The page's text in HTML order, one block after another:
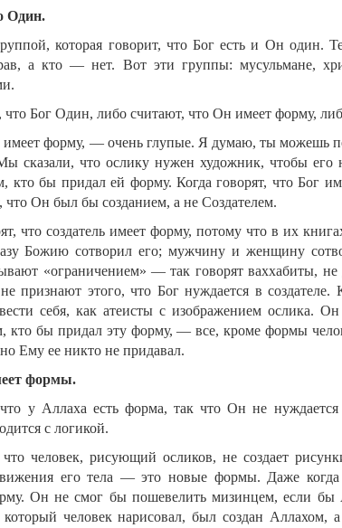
Один.
которая говорит, что Бог есть и Он один.
а кто — нет. Вот эти группы: мусульмане,
что Бог Один, либо считают, что Он имеет форму,
имеет форму, — очень глупые. Я думаю, ты можешь
сказали, что ослику нужен художник, чтобы его
кто бы придал ей форму. Когда говорят, что Бог
что Он был бы созданием, а не Создателем.
что создатель имеет форму, потому что в их
Божию сотворил его; мужчину и женщину
«ограничением» — так говорят ваххабиты,
признают этого, что Бог нуждается в
себя, как атеисты с изображением ослика.
кто бы придал эту форму, — все, кроме формы
Ему ее никто не придавал.
формы.
у Аллаха есть форма, так что Он не
с логикой.
человек, рисующий осликов, не создает
его тела — это новые формы. Даже когда
Он не смог бы пошевелить мизинцем, если бы
который человек нарисовал, был создан Аллахом,